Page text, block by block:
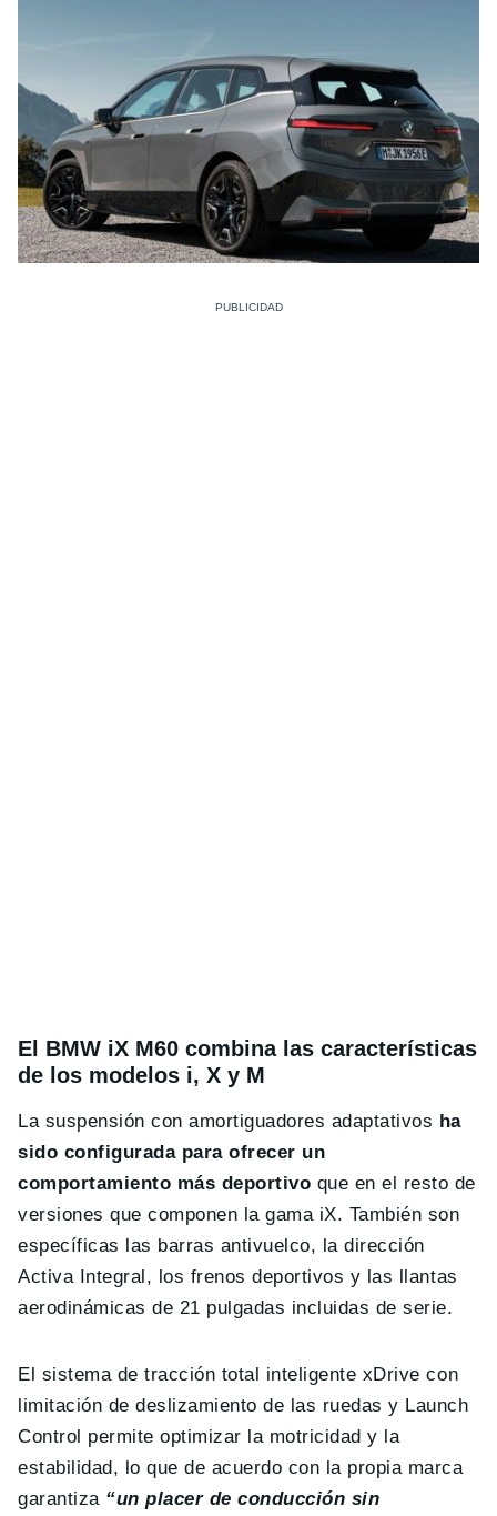
El BMW iX M60 combina las características
de los modelos i, X y M
La suspensión con amortiguadores adaptativos ha
sido configurada para ofrecer un
comportamiento más deportivo que en el resto de
versiones que componen la gama iX. También son
específicas las barras antivuelco, la dirección
Activa Integral, los frenos deportivos y las llantas
aerodinámicas de 21 pulgadas incluidas de serie.
El sistema de tracción total inteligente xDrive con
limitación de deslizamiento de las ruedas y Launch
Control permite optimizar la motricidad y la
estabilidad, lo que de acuerdo con la propia marca
garantiza “un placer de conducción sin